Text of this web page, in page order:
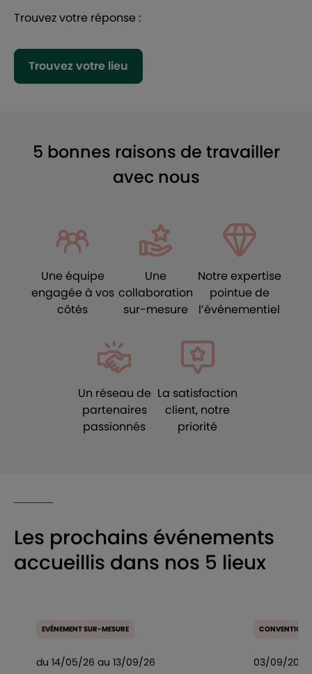
Trouvez votre réponse :
Trouvez votre lieu
5 bonnes raisons de travailler
avec nous
Une équipe
engagée à vos
côtés
Une
collaboration
sur-mesure
Notre expertise
pointue de
l’événementiel
Un réseau de
partenaires
passionnés
La satisfaction
client, notre
priorité
Les prochains événements
accueillis dans nos 5 lieux
EVÉNEMENT SUR-MESURE
du 14/05/26 au 13/09/26
CONVENTION,
03/09/2026